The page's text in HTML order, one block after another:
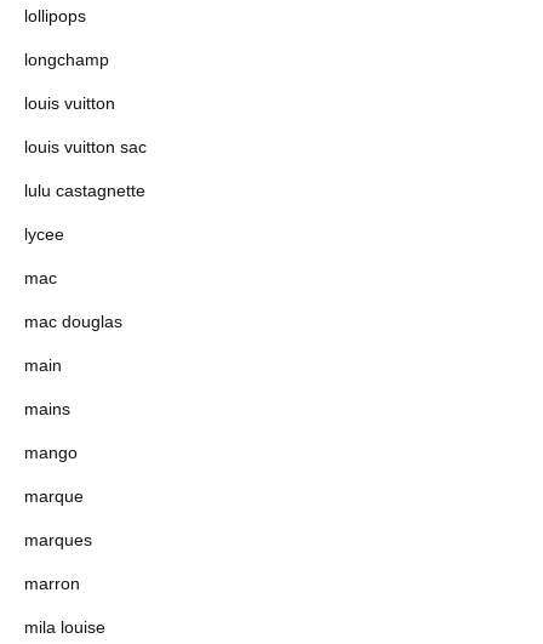
lollipops
longchamp
louis vuitton
louis vuitton sac
lulu castagnette
lycee
mac
mac douglas
main
mains
mango
marque
marques
marron
mila louise